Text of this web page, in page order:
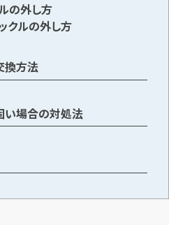
の外し方
クルの外し方
換方法
い場合の対処法